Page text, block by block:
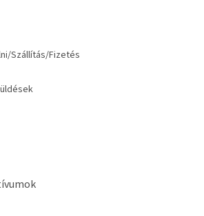
Szállítás/Fizetés